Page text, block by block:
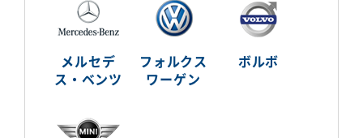
メルセデ
ス・ベンツ
フォルクス
ワーゲン
ボルボ